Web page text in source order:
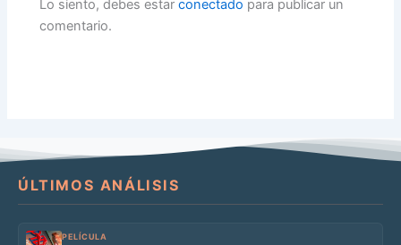
Lo siento, debes estarconectado para publicar un
comentario.
ÚLTIMOS ANÁLISIS
PELÍCULA